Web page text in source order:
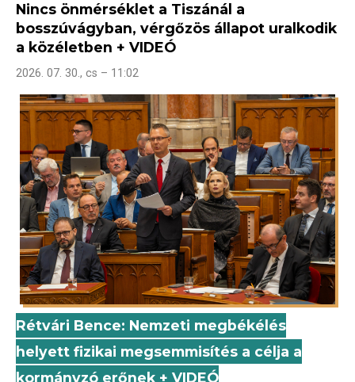
Nincs önmérséklet a Tiszánál a
bosszúvágyban, vérgőzös állapot uralkodik
a közéletben + VIDEÓ
2026. 07. 30., cs – 11:02
Rétvári Bence: Nemzeti megbékélés
helyett fizikai megsemmisítés a célja a
kormányzó erőnek + VIDEÓ